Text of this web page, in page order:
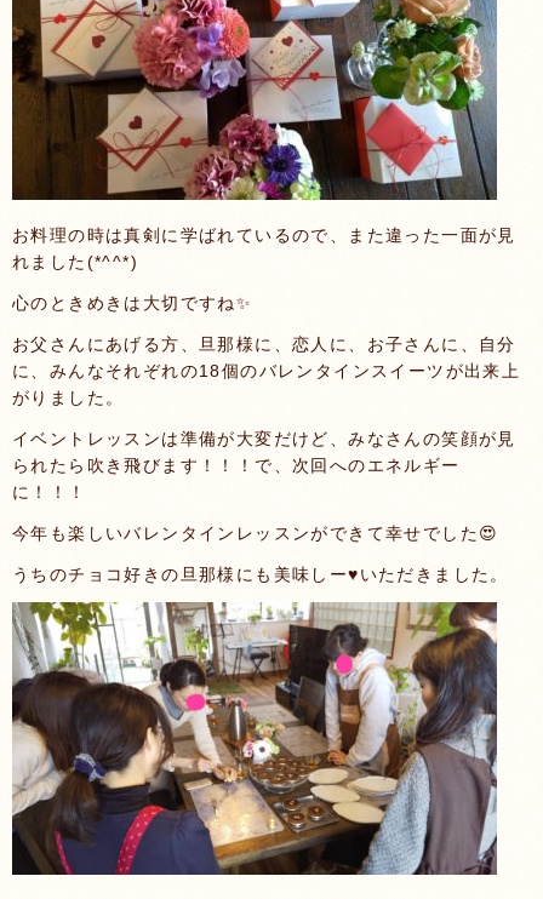
お料理の時は真剣に学ばれているので、また違った一面が見
れました(*^^*)
心のときめきは大切ですね✨
お父さんにあげる方、旦那様に、恋人に、お子さんに、自分
に、みんなそれぞれの18個のバレンタインスイーツが出来上
がりました。
イベントレッスンは準備が大変だけど、みなさんの笑顔が見
られたら吹き飛びます！！！で、次回へのエネルギー
に！！！
今年も楽しいバレンタインレッスンができて幸せでした😍
うちのチョコ好きの旦那様にも美味しー♥いただきました。